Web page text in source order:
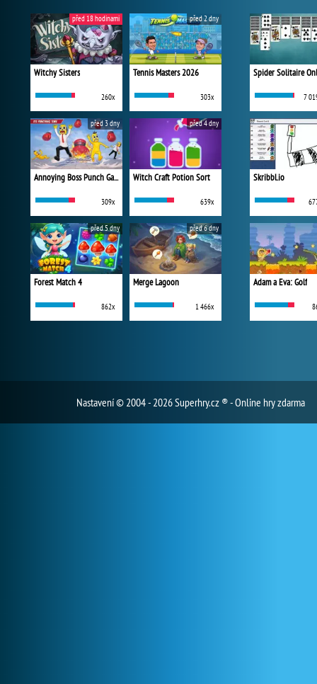
Witchy Sisters
260x
před 18 hodinami
Tennis Masters 2026
303x
před 2 dny
Annoying Boss Punch Game
309x
před 3 dny
Witch Craft Potion Sort
639x
před 4 dny
Forest Match 4
862x
před 5 dny
Merge Lagoon
1 466x
před 6 dny
Spider Solitaire
7
Skribbl.io
Adam a Eva: Golf
Nastavení© 2004 - 2026 Superhry.cz ® - Online hry zdarma